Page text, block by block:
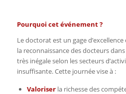
Pourquoi cet événement ?
Le doctorat est un gage
la reconnaissance des docteurs
très inégale selon les secteurs
insuffisante. Cette journée vise à :
Valoriserla richesse des